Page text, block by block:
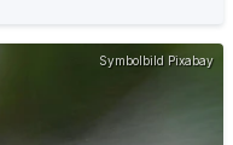
Symbolbild Pixabay